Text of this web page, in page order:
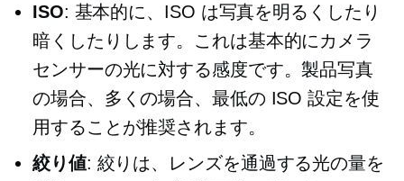
ISO: 基本的に、ISO は写真を明るくしたり
暗くしたりします。これは基本的にカメラ
センサーの光に対する感度です。製品写真
の場合、多くの場合、最低の ISO 設定を使
用することが推奨されます。
絞り値: 絞りは、レンズを通過する光の量を